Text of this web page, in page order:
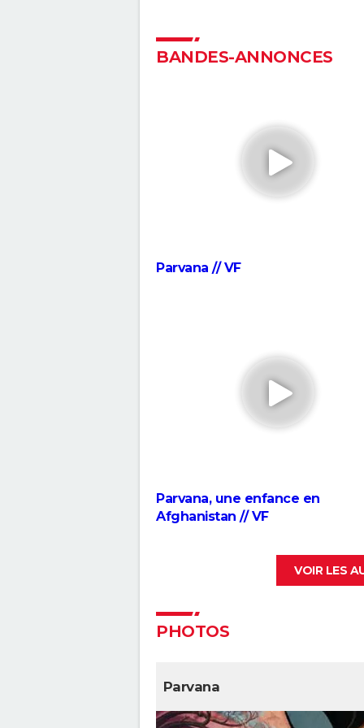
Spiderverse" : séances,
critique, avis, bande-annonce...
personnages, les avez-vous
Des minions et des monstres : à
partir de quel âge votre enfant
peut-il voir le film ?
Zootopie : synopsis, casting,
annonce, streaming, Disney+,
Buzz l'éclair : à partir de quel
Spider-Man Beyond the Spider-
BANDES-ANNONCES
Parvana // VF
Parvana, une enfance en
Afghanistan // VF
VOIR LES
PHOTOS
Parvana